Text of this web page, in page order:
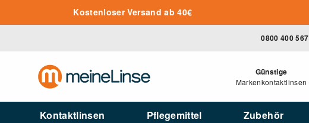
Zum Hauptinhalt springenKostenloser Versand ab 40€
0800 400 567
Günstige
Markenkontaktlinsen
Kontaktlinsen Pflegemittel Zubehör